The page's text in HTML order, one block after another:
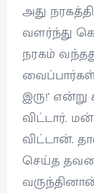
அது
வளர்ந்து
நரகம்
இரு!’
விட்டார்.
விட்டான்.
செய்த